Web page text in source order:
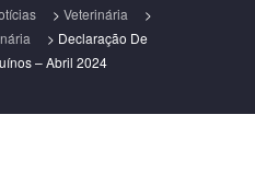
> Veterinária
>
> Declaração De
– Abril 2024